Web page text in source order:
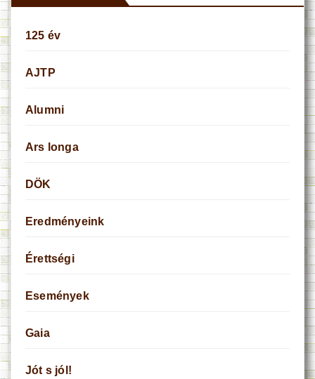
125 év
AJTP
Alumni
Ars longa
DÖK
Eredményeink
Érettségi
Események
Gaia
Jót s jól!